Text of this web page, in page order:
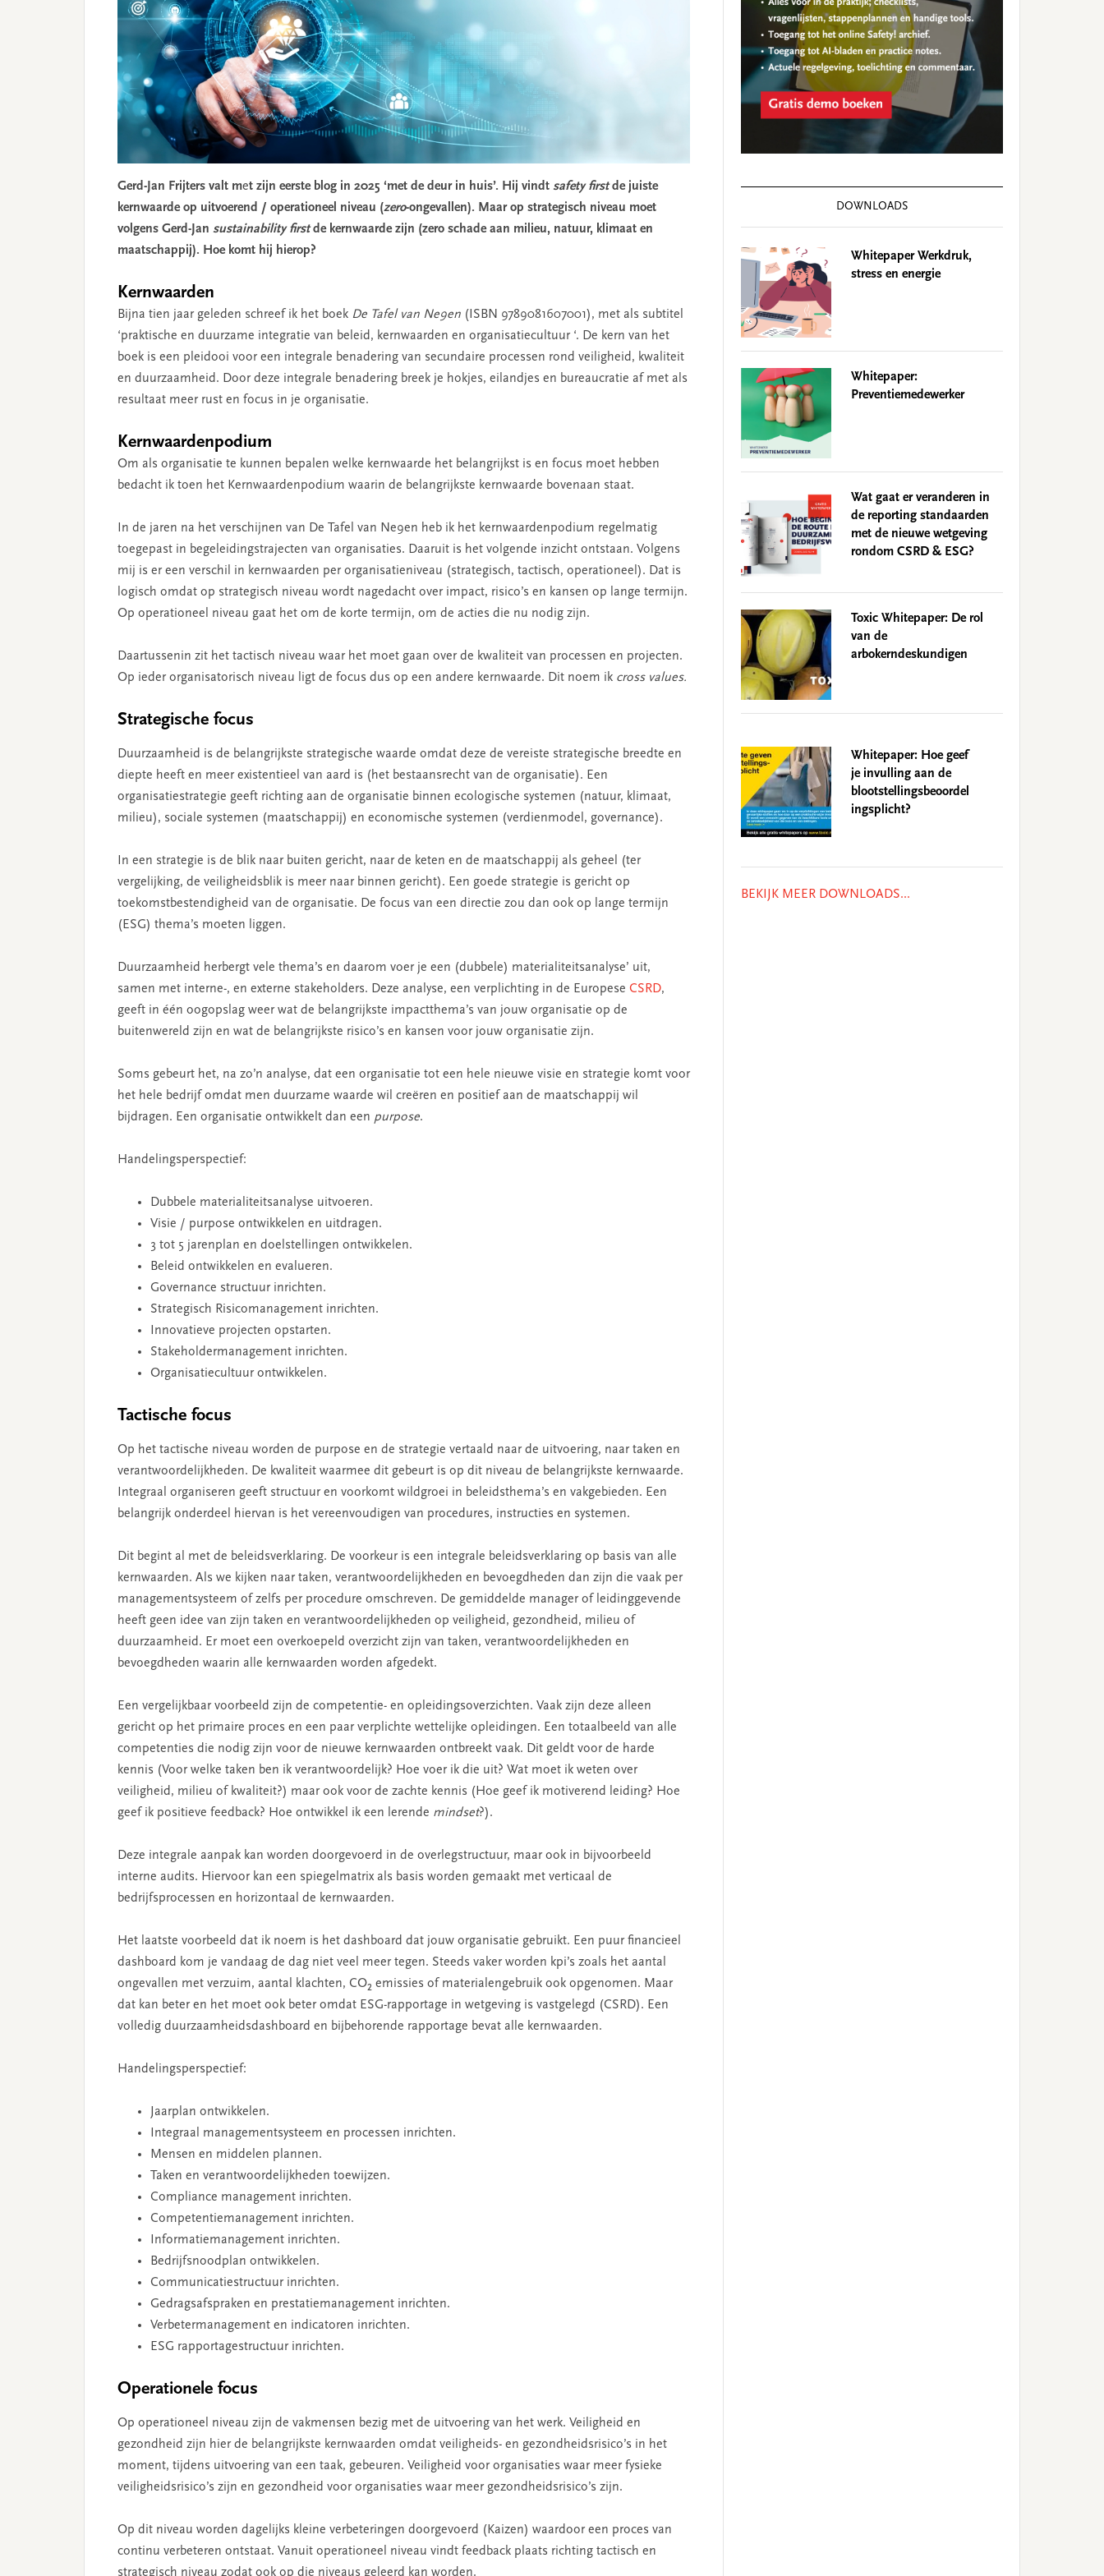
Gerd-Jan Frijters valt met zijn eerste blog in 2025 ‘met de deur in huis’. Hij vindt safety firstde juiste
kernwaarde op uitvoerend / operationeel niveau (zero-ongevallen). Maar op strategisch niveau moet
volgens Gerd-Jan sustainability firstde kernwaarde zijn (zero schade aan milieu, natuur, klimaat en
maatschappij). Hoe komt hij hierop?
Kernwaarden
Bijna tien jaar geleden schreef ik het boek De Tafel van Ne9en (ISBN 9789081607001), met als subtitel
‘praktische en duurzame integratie van beleid, kernwaarden en organisatiecultuur ‘. De kern van het
boek is een pleidooi voor een integrale benadering van secundaire processen rond veiligheid, kwaliteit
en duurzaamheid. Door deze integrale benadering breek je hokjes, eilandjes en bureaucratie af met als
resultaat meer rust en focus in je organisatie.
Kernwaardenpodium
Om als organisatie te kunnen bepalen welke kernwaarde het belangrijkst is en focus moet hebben
bedacht ik toen het Kernwaardenpodium waarin de belangrijkste kernwaarde bovenaan staat.
In de jaren na het verschijnen van De Tafel van Ne9en heb ik het kernwaardenpodium regelmatig
toegepast in begeleidingstrajecten van organisaties. Daaruit is het volgende inzicht ontstaan. Volgens
mij is er een verschil in kernwaarden per organisatieniveau (strategisch, tactisch, operationeel). Dat is
logisch omdat op strategisch niveau wordt nagedacht over impact, risico’s en kansen op lange termijn.
Op operationeel niveau gaat het om de korte termijn, om de acties die nu nodig zijn.
Daartussenin zit het tactisch niveau waar het moet gaan over de kwaliteit van processen en projecten.
Op ieder organisatorisch niveau ligt de focus dus op een andere kernwaarde. Dit noem ik cross values.
Strategische focus
Duurzaamheid is de belangrijkste strategische waarde omdat deze de vereiste strategische breedte en
diepte heeft en meer existentieel van aard is (het bestaansrecht van de organisatie). Een
organisatiestrategie geeft richting aan de organisatie binnen ecologische systemen (natuur, klimaat,
milieu), sociale systemen (maatschappij) en economische systemen (verdienmodel, governance).
In een strategie is de blik naar buiten gericht, naar de keten en de maatschappij als geheel (ter
vergelijking, de veiligheidsblik is meer naar binnen gericht). Een goede strategie is gericht op
toekomstbestendigheid van de organisatie. De focus van een directie zou dan ook op lange termijn
(ESG) thema’s moeten liggen.
Duurzaamheid herbergt vele thema’s en daarom voer je een (dubbele) materialiteitsanalyse’ uit,
samen met interne-, en externe stakeholders. Deze analyse, een verplichting in de Europese CSRD,
geeft in één oogopslag weer wat de belangrijkste impactthema’s van jouw organisatie op de
buitenwereld zijn en wat de belangrijkste risico’s en kansen voor jouw organisatie zijn.
Soms gebeurt het, na zo’n analyse, dat een organisatie tot een hele nieuwe visie en strategie komt voor
het hele bedrijf omdat men duurzame waarde wil creëren en positief aan de maatschappij wil
bijdragen. Een organisatie ontwikkelt dan een purpose.
Handelingsperspectief:
Dubbele materialiteitsanalyse uitvoeren.
Visie / purpose ontwikkelen en uitdragen.
3 tot 5 jarenplan en doelstellingen ontwikkelen.
Beleid ontwikkelen en evalueren.
Governance structuur inrichten.
Strategisch Risicomanagement inrichten.
Innovatieve projecten opstarten.
Stakeholdermanagement inrichten.
Organisatiecultuur ontwikkelen.
Tactische focus
Op het tactische niveau worden de purpose en de strategie vertaald naar de uitvoering, naar taken en
verantwoordelijkheden. De kwaliteit waarmee dit gebeurt is op dit niveau de belangrijkste kernwaarde.
Integraal organiseren geeft structuur en voorkomt wildgroei in beleidsthema’s en vakgebieden. Een
belangrijk onderdeel hiervan is het vereenvoudigen van procedures, instructies en systemen.
Dit begint al met de beleidsverklaring. De voorkeur is een integrale beleidsverklaring op basis van alle
kernwaarden. Als we kijken naar taken, verantwoordelijkheden en bevoegdheden dan zijn die vaak per
managementsysteem of zelfs per procedure omschreven. De gemiddelde manager of leidinggevende
heeft geen idee van zijn taken en verantwoordelijkheden op veiligheid, gezondheid, milieu of
duurzaamheid. Er moet een overkoepeld overzicht zijn van taken, verantwoordelijkheden en
bevoegdheden waarin alle kernwaarden worden afgedekt.
Een vergelijkbaar voorbeeld zijn de competentie- en opleidingsoverzichten. Vaak zijn deze alleen
gericht op het primaire proces en een paar verplichte wettelijke opleidingen. Een totaalbeeld van alle
competenties die nodig zijn voor de nieuwe kernwaarden ontbreekt vaak. Dit geldt voor de harde
kennis (Voor welke taken ben ik verantwoordelijk? Hoe voer ik die uit? Wat moet ik weten over
veiligheid, milieu of kwaliteit?) maar ook voor de zachte kennis (Hoe geef ik motiverend leiding? Hoe
geef ik positieve feedback? Hoe ontwikkel ik een lerende mindset?).
Deze integrale aanpak kan worden doorgevoerd in de overlegstructuur, maar ook in bijvoorbeeld
interne audits. Hiervoor kan een spiegelmatrix als basis worden gemaakt met verticaal de
bedrijfsprocessen en horizontaal de kernwaarden.
Het laatste voorbeeld dat ik noem is het dashboard dat jouw organisatie gebruikt. Een puur financieel
dashboard kom je vandaag de dag niet veel meer tegen. Steeds vaker worden kpi’s zoals het aantal
ongevallen met verzuim, aantal klachten, CO₂ emissies of materialengebruik ook opgenomen. Maar
dat kan beter en het moet ook beter omdat ESG-rapportage in wetgeving is vastgelegd (CSRD). Een
volledig duurzaamheidsdashboard en bijbehorende rapportage bevat alle kernwaarden.
Handelingsperspectief:
Jaarplan ontwikkelen.
Integraal managementsysteem en processen inrichten.
Mensen en middelen plannen.
Taken en verantwoordelijkheden toewijzen.
Compliance management inrichten.
Competentiemanagement inrichten.
Informatiemanagement inrichten.
Bedrijfsnoodplan ontwikkelen.
Communicatiestructuur inrichten.
Gedragsafspraken en prestatiemanagement inrichten.
Verbetermanagement en indicatoren inrichten.
ESG rapportagestructuur inrichten.
Operationele focus
Op operationeel niveau zijn de vakmensen bezig met de uitvoering van het werk. Veiligheid en
gezondheid zijn hier de belangrijkste kernwaarden omdat veiligheids- en gezondheidsrisico’s in het
moment, tijdens uitvoering van een taak, gebeuren. Veiligheid voor organisaties waar meer fysieke
veiligheidsrisico’s zijn en gezondheid voor organisaties waar meer gezondheidsrisico’s zijn.
Op dit niveau worden dagelijks kleine verbeteringen doorgevoerd (Kaizen) waardoor een proces van
continu verbeteren ontstaat. Vanuit operationeel niveau vindt feedback plaats richting tactisch en
strategisch niveau zodat ook op die niveaus geleerd kan worden.
DOWNLOADS
Whitepaper Werkdruk,
stress en energie
Whitepaper:
Preventiemedewerker
Wat gaat er veranderen in
de reporting standaarden
met de nieuwe wetgeving
rondom CSRD & ESG?
Toxic Whitepaper: De rol
van de
arbokerndeskundigen
Whitepaper: Hoe geef
je invulling aan de
blootstellingsbeoordel
ingsplicht?
BEKIJK MEER DOWNLOADS...